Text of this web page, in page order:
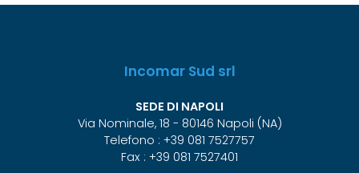
Incomar Sud srl
SEDE DI NAPOLI
Via Nominale, 18 - 80146 Napoli (NA)
Telefono : +39 081 7527757
Fax : +39 081 7527401